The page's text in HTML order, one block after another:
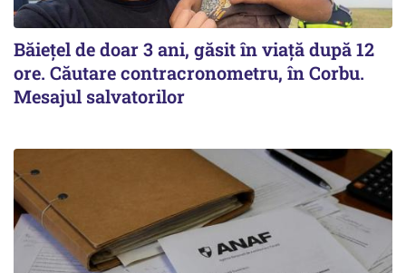
Băiețel de doar 3 ani, găsit în viață după 12
ore. Căutare contracronometru, în Corbu.
Mesajul salvatorilor